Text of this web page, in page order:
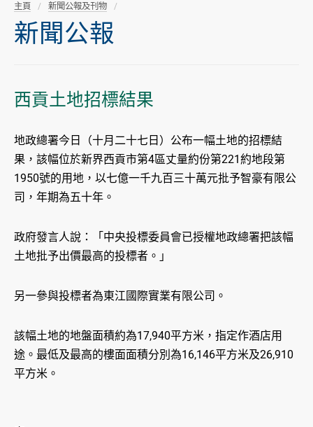
主頁 新聞公報及刊物
新聞公報
西貢土地招標結果
地政總署今日（十月二十七日）公布一幅土地的招標結
果，該幅位於新界西貢市第4區丈量約份第221約地段第
1950號的用地，以七億一千九百三十萬元批予智豪有限公
司，年期為五十年。
政府發言人說：「中央投標委員會已授權地政總署把該幅
土地批予出價最高的投標者。」
另一參與投標者為東江國際實業有限公司。
該幅土地的地盤面積約為17,940平方米，指定作酒店用
途。最低及最高的樓面面積分別為16,146平方米及26,910
平方米。